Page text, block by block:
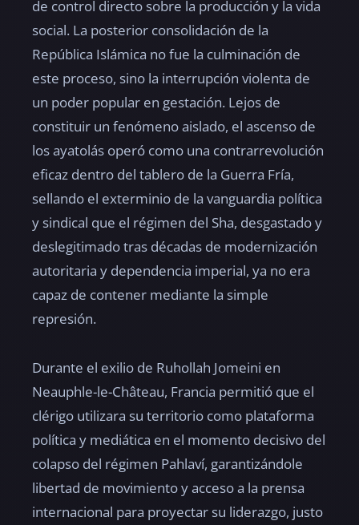
de control directo sobre la producción y la vida
social. La posterior consolidación de la
República Islámica no fue la culminación de
este proceso, sino la interrupción violenta de
un poder popular en gestación. Lejos de
constituir un fenómeno aislado, el ascenso de
los ayatolás operó como una contrarrevolución
eficaz dentro del tablero de la Guerra Fría,
sellando el exterminio de la vanguardia política
y sindical que el régimen del Sha, desgastado y
deslegitimado tras décadas de modernización
autoritaria y dependencia imperial, ya no era
capaz de contener mediante la simple
represión.
Durante el exilio de Ruhollah Jomeini en
Neauphle-le-Château, Francia permitió que el
clérigo utilizara su territorio como plataforma
política y mediática en el momento decisivo del
colapso del régimen Pahlaví, garantizándole
libertad de movimiento y acceso a la prensa
internacional para proyectar su liderazgo, justo